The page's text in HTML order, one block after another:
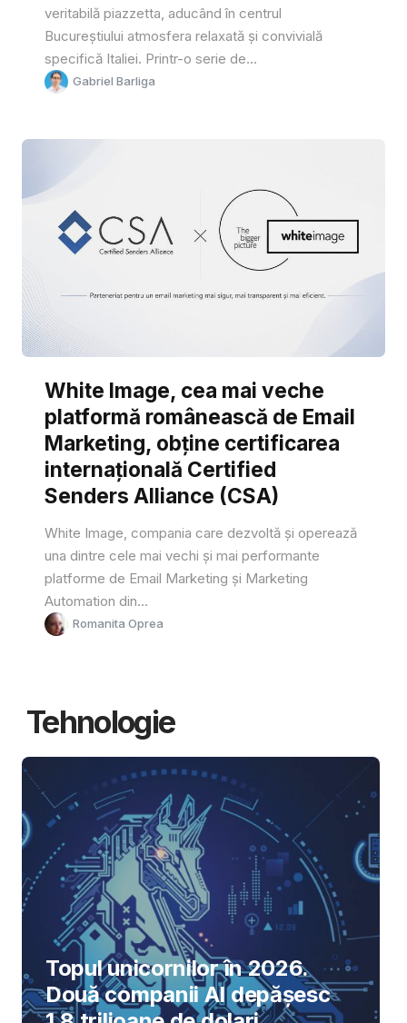
veritabilă piazzetta, aducând în centrul
Bucureștiului atmosfera relaxată și convivială
specifică Italiei. Printr-o serie de...
Gabriel Barliga
White Image, cea mai veche
platformă românească de Email
Marketing, obține certificarea
internațională Certified
Senders Alliance (CSA)
White Image, compania care dezvoltă și operează
una dintre cele mai vechi și mai performante
platforme de Email Marketing și Marketing
Automation din...
Romanita Oprea
Tehnologie
Topul unicornilor în 2026.
Două companii AI depășesc